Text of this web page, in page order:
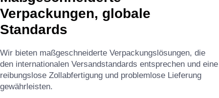
Verpackungen, globale
Standards
Wir bieten maßgeschneiderte Verpackungslösungen, die
den internationalen Versandstandards entsprechen und eine
reibungslose Zollabfertigung und problemlose Lieferung
gewährleisten.